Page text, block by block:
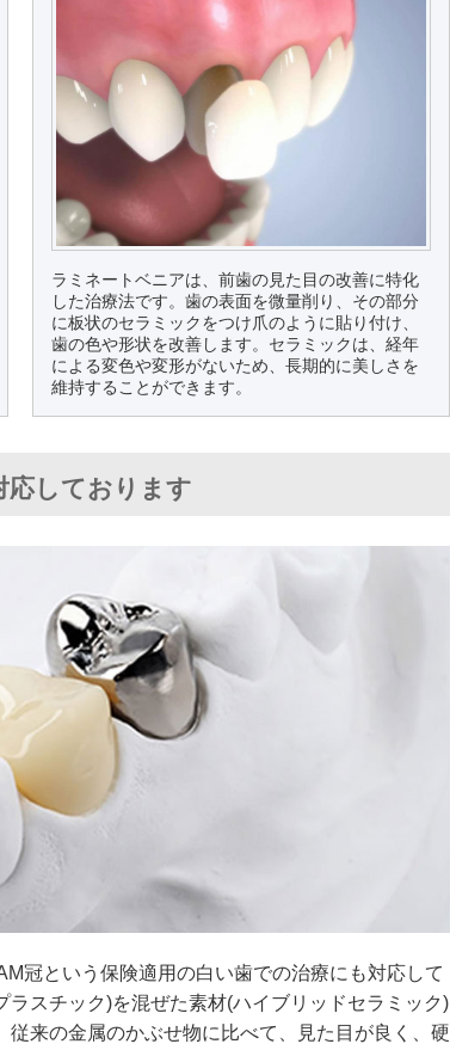
ラミネートベニアは、前歯の見た目の改善に特化
した治療法です。歯の表面を微量削り、その部分
に板状のセラミックをつけ爪のように貼り付け、
歯の色や形状を改善します。セラミックは、経年
による変色や変形がないため、長期的に美しさを
維持することができます。
応しております
冠という保険適用の白い歯での治療にも対応して
スチック)を混ぜた素材(ハイブリッドセラミック)
来の金属のかぶせ物に比べて、見た目が良く、硬